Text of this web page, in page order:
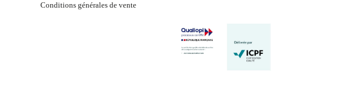
Conditions générales de vente